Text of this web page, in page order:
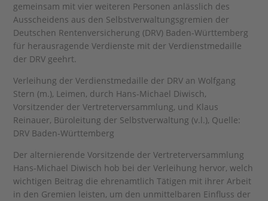
gemeinsam mit vier weiteren Personen anlässlich des
Ausscheidens aus den Selbstverwaltungsgremien der
Deutschen Rentenversicherung (DRV) Baden-Württemberg
für herausragende Verdienste mit der Verdienstmedaille
der DRV geehrt.
Verleihung der Verdienstmedaille der DRV an Wolfgang
Stern (m.), Leimen, durch Hans-Michael Diwisch,
Vorsitzender der Vertreterversammlung, und Klaus
Reinauer, Büroleitung der Selbstverwaltung (v.l.), Quelle:
DRV Baden-Württemberg
Der alternierende Vorsitzende der Vertreterversammlung
Hans-Michael Diwisch hob bei der Verleihung hervor, welch
wichtigen Beitrag die ehrenamtlich Tätigen mit ihrer Arbeit
in den Gremien leisten, um den unmittelbaren Einfluss der